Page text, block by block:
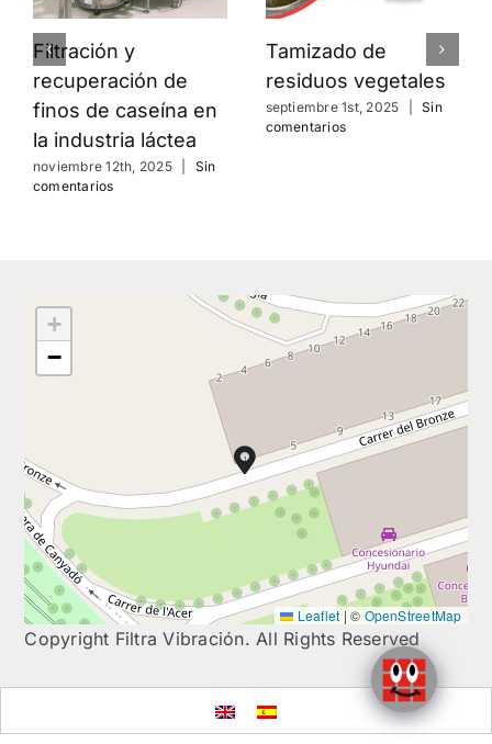
Filtración y
recuperación de
finos de caseína en
la industria láctea
noviembre 12th, 2025
Sin
comentarios
Tamizado de
residuos vegetales
septiembre 1st, 2025
Sin
comentarios
+
−
Leaflet | © OpenStreetMap
Copyright Filtra Vibración. All Rights Reserved